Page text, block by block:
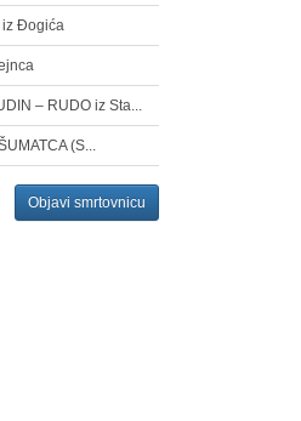
iz Đogića
– RUDO iz Sta...
(S...
Objavi smrtovnicu